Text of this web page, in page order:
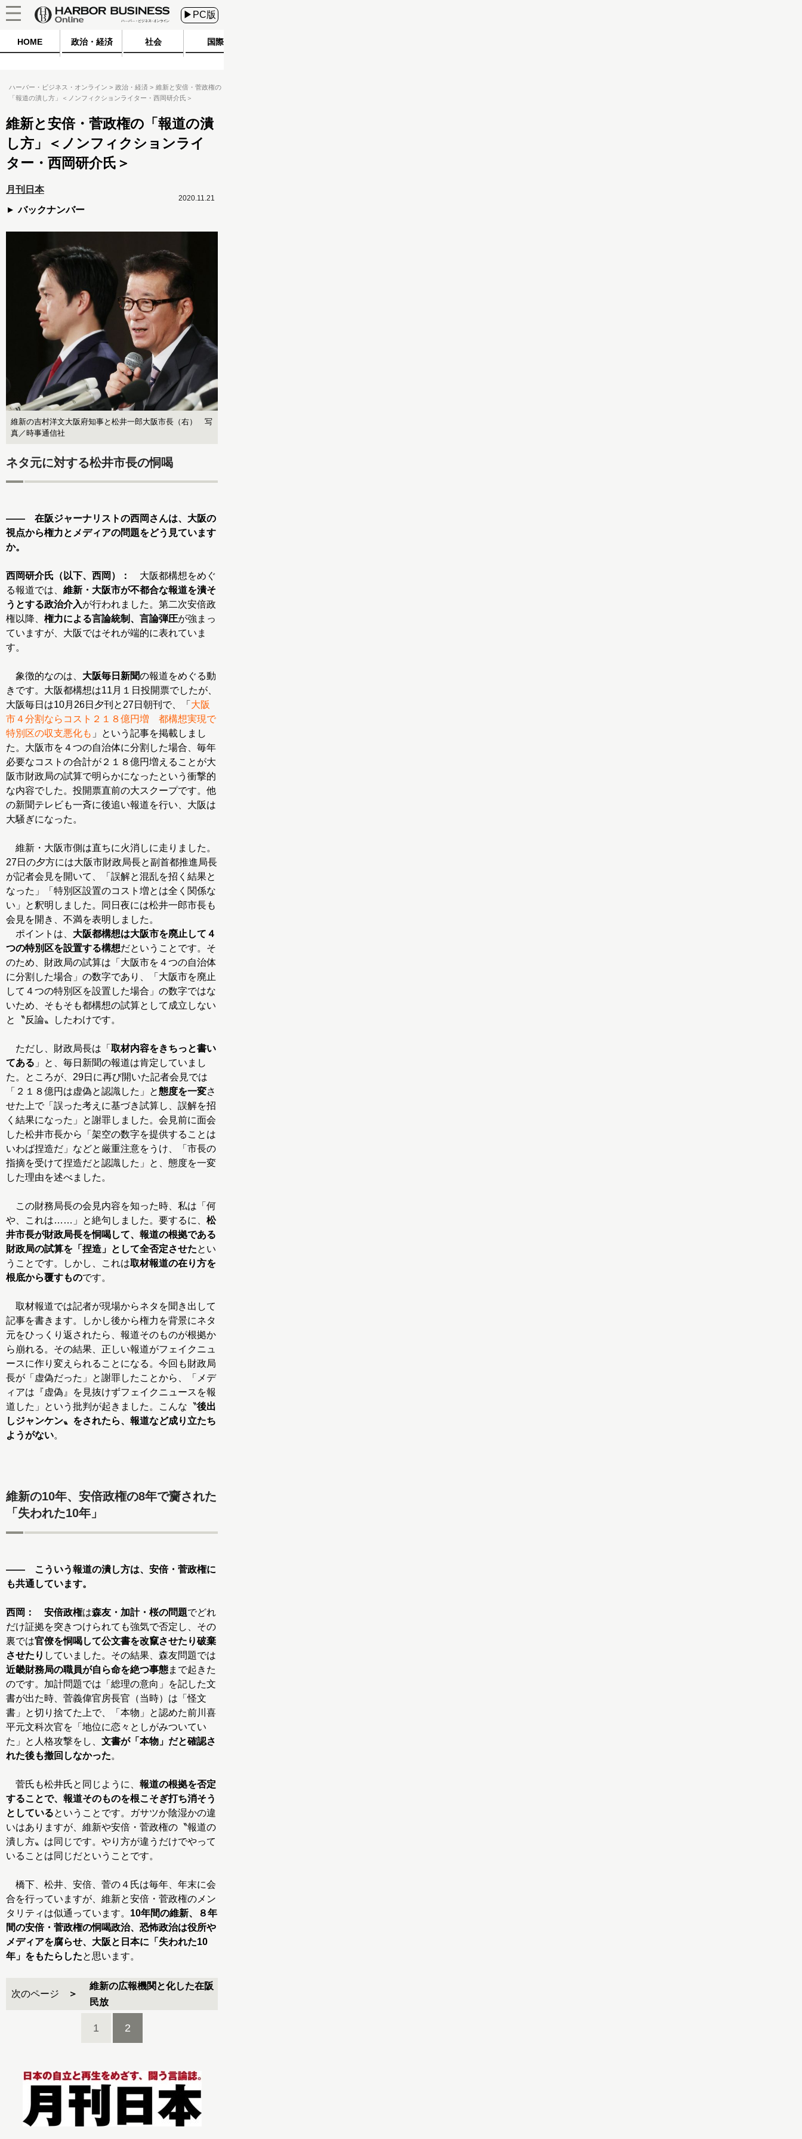
▶PC版
HOME 政治・経済 社会 国際
ハーバー・ビジネス・オンライン 政治・経済
維新と安倍・菅政権の
「報道の潰し方」＜ノンフィクションライター・西岡研介氏＞
維新と安倍・菅政権の「報道の潰
し方」＜ノンフィクションライ
ター・西岡研介氏＞
月刊日本
バックナンバー
2020.11.21
維新の吉村洋文大阪府知事と松井一郎大阪市長（右） 写
真／時事通信社
ネタ元に対する松井市長の恫喝
―― 在阪ジャーナリストの西岡さんは、大阪の
視点から権力とメディアの問題をどう見ています
か。
西岡研介氏（以下、西岡）：
大阪都構想をめぐ
る報道では、 維新・大阪市が不都合な報道を潰そ
うとする政治介入が行われました。第二次安倍政
権以降、 権力による言論統制、言論弾圧が強まっ
ていますが、大阪ではそれが端的に表れていま
す。
象徴的なのは、 大阪毎日新聞の報道をめぐる動
きです。大阪都構想は11月１日投開票でしたが、
大阪毎日は10月26日夕刊と27日朝刊で、「 大阪
市４分割ならコスト２１８億円増 都構想実現で
特別区の収支悪化も 」という記事を掲載しまし
た。大阪市を４つの自治体に分割した場合、毎年
必要なコストの合計が２１８億円増えることが大
阪市財政局の試算で明らかになったという衝撃的
な内容でした。投開票直前の大スクープです。他
の新聞テレビも一斉に後追い報道を行い、大阪は
大騒ぎになった。
維新・大阪市側は直ちに火消しに走りました。
27日の夕方には大阪市財政局長と副首都推進局長
が記者会見を開いて、「誤解と混乱を招く結果と
なった」「特別区設置のコスト増とは全く関係な
い」と釈明しました。同日夜には松井一郎市長も
会見を開き、不満を表明しました。
ポイントは、 大阪都構想は大阪市を廃止して４
つの特別区を設置する構想だということです。そ
のため、財政局の試算は「大阪市を４つの自治体
に分割した場合」の数字であり、「大阪市を廃止
して４つの特別区を設置した場合」の数字ではな
いため、そもそも都構想の試算として成立しない
と〝反論〟したわけです。
ただし、財政局長は「 取材内容をきちっと書い
てある 」と、毎日新聞の報道は肯定していまし
た。ところが、29日に再び開いた記者会見では
「２１８億円は虚偽と認識した」と態度を一変さ
せた上で「誤った考えに基づき試算し、誤解を招
く結果になった」と謝罪しました。会見前に面会
した松井市長から「架空の数字を提供することは
いわば捏造だ」などと厳重注意をうけ、「市長の
指摘を受けて捏造だと認識した」と、態度を一変
した理由を述べました。
この財務局長の会見内容を知った時、私は「何
や、これは……」と絶句しました。要するに、 松
井市長が財政局長を恫喝して、報道の根拠である
財政局の試算を「捏造」として全否定させたとい
うことです。しかし、これは取材報道の在り方を
根底から覆すものです。
取材報道では記者が現場からネタを聞き出して
記事を書きます。しかし後から権力を背景にネタ
元をひっくり返されたら、報道そのものが根拠か
ら崩れる。その結果、正しい報道がフェイクニュ
ースに作り変えられることになる。今回も財政局
長が「虚偽だった」と謝罪したことから、「メデ
ィアは『虚偽』を見抜けずフェイクニュースを報
道した」という批判が起きました。こんな〝後出
しジャンケン〟をされたら、報道など成り立たち
ようがない。
維新の10年、安倍政権の8年で齎された
「失われた10年」
―― こういう報道の潰し方は、安倍・菅政権に
も共通しています。
西岡： 安倍政権は森友・加計・桜の問題でどれ
だけ証拠を突きつけられても強気で否定し、その
裏では官僚を恫喝して公文書を改竄させたり破棄
させたり していました。その結果、森友問題では
近畿財務局の職員が自ら命を絶つ事態まで起きた
のです。加計問題では「総理の意向」を記した文
書が出た時、菅義偉官房長官（当時）は「怪文
書」と切り捨てた上で、「本物」と認めた前川喜
平元文科次官を「地位に恋々としがみついてい
た」と人格攻撃をし、 文書が「本物」だと確認さ
れた後も撤回しなかった。
菅氏も松井氏と同じように、 報道の根拠を否定
することで、報道そのものを根こそぎ打ち消そう
としているということです。ガサツか陰湿かの違
いはありますが、維新や安倍・菅政権の〝報道の
潰し方〟は同じです。やり方が違うだけでやって
いることは同じだということです。
橋下、松井、安倍、菅の４氏は毎年、年末に会
合を行っていますが、維新と安倍・菅政権のメン
タリティは似通っています。 10年間の維新、８年
間の安倍・菅政権の恫喝政治、恐怖政治は役所や
メディアを腐らせ、大阪と日本に「失われた10
年」をもたらしたと思います。
次のページ
維新の広報機関と化した在阪
民放
1 2